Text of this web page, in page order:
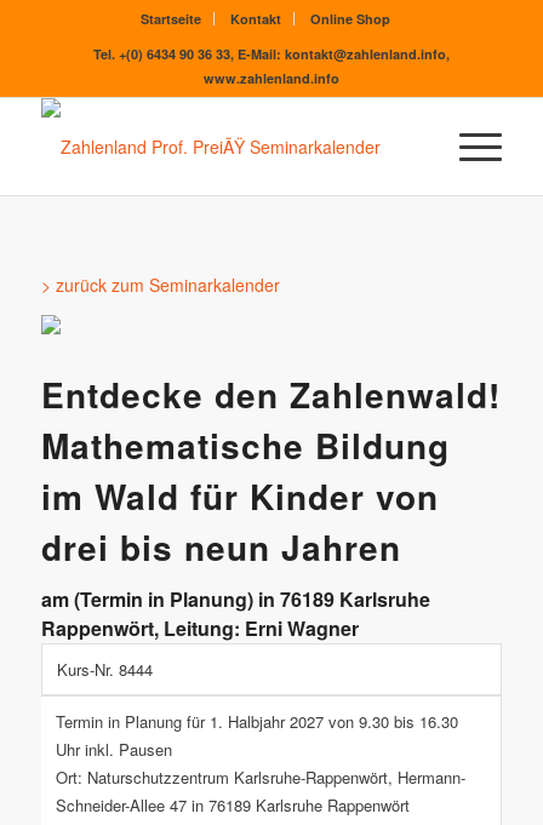
Startseite Kontakt
Online Shop
Tel. +(0) 6434 90 36 33, E-Mail: kontakt@zahlenland.info,
www.zahlenland.info
> zurück zum Seminarkalender
Entdecke den Zahlenwald!
Mathematische Bildung
im Wald für Kinder von
drei bis neun Jahren
am (Termin in Planung) in 76189 Karlsruhe
Rappenwört, Leitung: Erni Wagner
Kurs-Nr. 8444
Termin in Planung für 1. Halbjahr 2027 von 9.30 bis 16.30
Uhr inkl. Pausen
Ort: Naturschutzzentrum Karlsruhe-Rappenwört, Hermann-
Schneider-Allee 47 in 76189 Karlsruhe Rappenwört